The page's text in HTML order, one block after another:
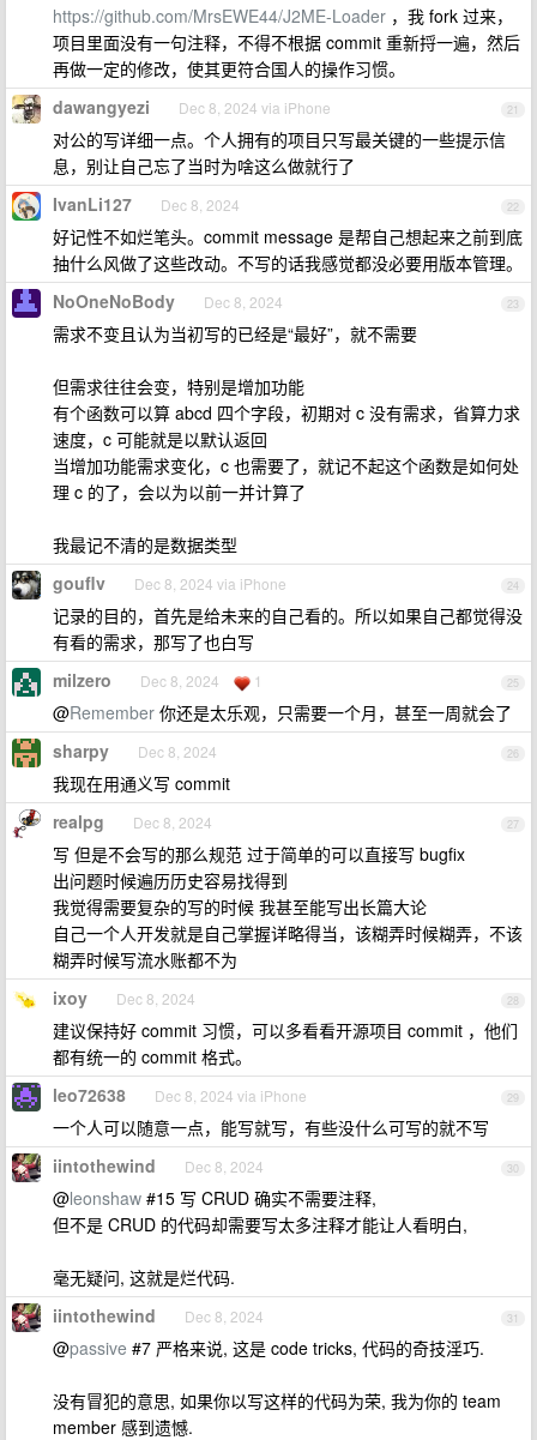
https://github.com/MrsEWE44/J2ME-Loader ，我 fork 过来，
项目里面没有一句注释，不得不根据 commit 重新捋一遍，然后
再做一定的修改，使其更符合国人的操作习惯。
21
dawangyezi Dec 8, 2024 via iPhone
对公的写详细一点。个人拥有的项目只写最关键的一些提示信
息，别让自己忘了当时为啥这么做就行了
22
IvanLi127 Dec 8, 2024
好记性不如烂笔头。commit message 是帮自己想起来之前到底
抽什么风做了这些改动。不写的话我感觉都没必要用版本管理。
23
NoOneNoBody Dec 8, 2024
需求不变且认为当初写的已经是“最好”，就不需要
但需求往往会变，特别是增加功能
有个函数可以算 abcd 四个字段，初期对 c 没有需求，省算力求
速度，c 可能就是以默认返回
当增加功能需求变化，c 也需要了，就记不起这个函数是如何处
理 c 的了，会以为以前一并计算了
我最记不清的是数据类型
24
gouflv Dec 8, 2024 via iPhone
记录的目的，首先是给未来的自己看的。所以如果自己都觉得没
有看的需求，那写了也白写
25
milzero Dec 8, 2024 1
@Remember 你还是太乐观，只需要一个月，甚至一周就会了
26
sharpy Dec 8, 2024
我现在用通义写 commit
27
realpg Dec 8, 2024
写 但是不会写的那么规范 过于简单的可以直接写 bugfix
出问题时候遍历历史容易找得到
我觉得需要复杂的写的时候 我甚至能写出长篇大论
自己一个人开发就是自己掌握详略得当，该糊弄时候糊弄，不该
糊弄时候写流水账都不为
28
ixoy Dec 8, 2024
建议保持好 commit 习惯，可以多看看开源项目 commit ，他们
都有统一的 commit 格式。
29
leo72638 Dec 8, 2024 via iPhone
一个人可以随意一点，能写就写，有些没什么可写的就不写
30
iintothewind Dec 8, 2024
@leonshaw #15 写 CRUD 确实不需要注释,
但不是 CRUD 的代码却需要写太多注释才能让人看明白,
毫无疑问, 这就是烂代码.
31
iintothewind Dec 8, 2024
@passive #7 严格来说, 这是 code tricks, 代码的奇技淫巧.
没有冒犯的意思, 如果你以写这样的代码为荣, 我为你的 team
member 感到遗憾.